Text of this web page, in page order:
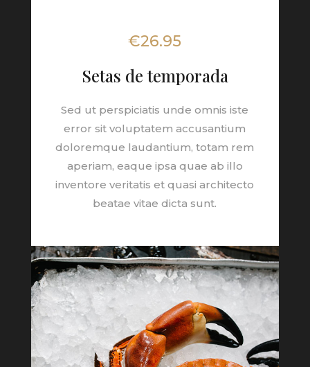
€26.95
Setas de temporada
Sed ut perspiciatis unde omnis iste
error sit voluptatem accusantium
doloremque laudantium, totam rem
aperiam, eaque ipsa quae ab illo
inventore veritatis et quasi architecto
beatae vitae dicta sunt.